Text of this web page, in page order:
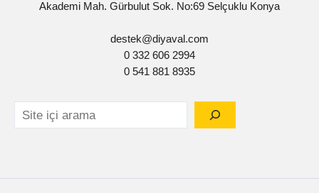
Akademi Mah. Gürbulut Sok. No:69 Selçuklu Konya
destek@diyaval.com
0 332 606 2994
0 541 881 8935